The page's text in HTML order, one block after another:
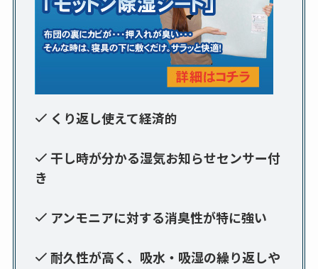
くり返し使えて経済的
干し時が分かる湿気お知らせセンサー付
き
アンモニアに対する消臭性が特に強い
耐久性が高く、吸水・吸湿の繰り返しや